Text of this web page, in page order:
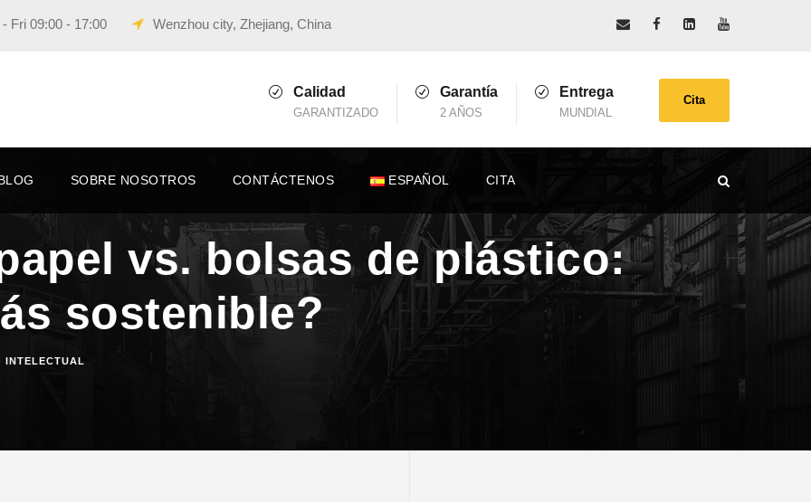
Fri 09:00 - 17:00 Wenzhou city, Zhejiang, China
Calidad
GARANTIZADO
Garantía
2 AÑOS
Entrega
MUNDIAL
Cita
SOBRE NOSOTROS CONTÁCTENOS ESPAÑOL CITA
vs. bolsas de plástico:
sostenible?
INTELECTUAL